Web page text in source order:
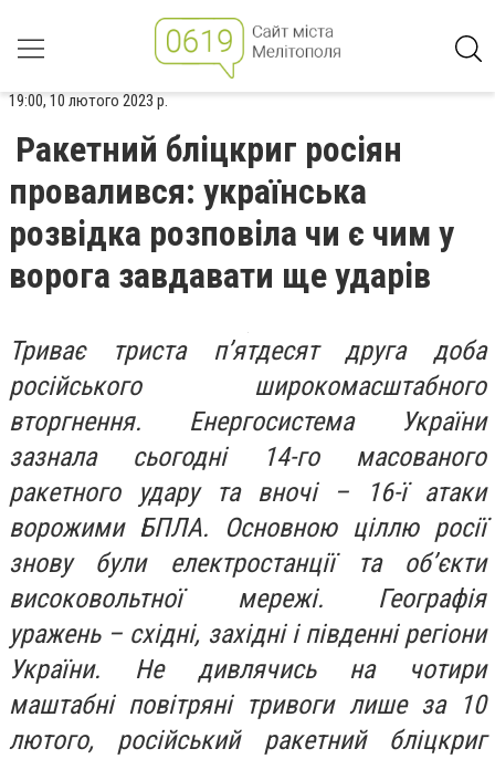
19:00, 10 лютого 2023 р.
Ракетний бліцкриг росіян
провалився: українська
розвідка розповіла чи є чим у
ворога завдавати ще ударів
​​Триває триста п’ятдесят друга доба
російського широкомасштабного
вторгнення. Енергосистема України
зазнала сьогодні 14-го масованого
ракетного удару та вночі – 16-ї атаки
ворожими БПЛА. Основною ціллю росії
знову були електростанції та об’єкти
високовольтної мережі. Географія
уражень – східні, західні і південні регіони
України. Не дивлячись на чотири
маштабні повітряні тривоги лише за 10
лютого, російський ракетний бліцкриг